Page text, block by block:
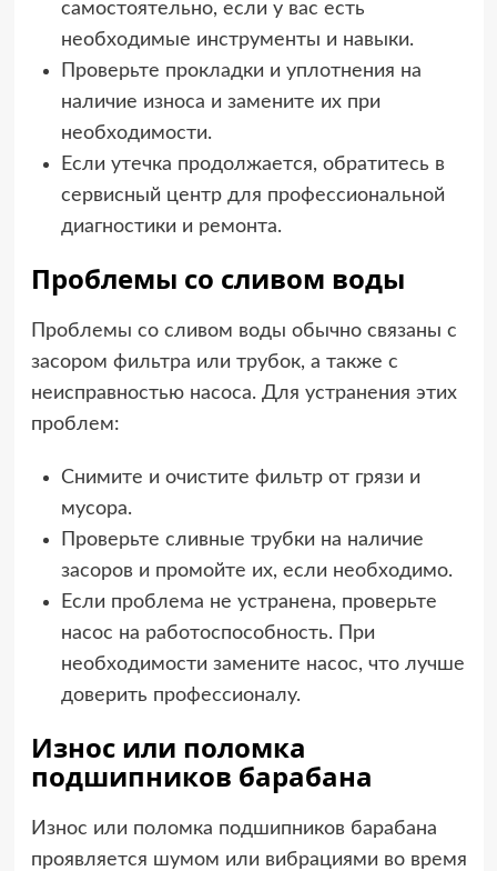
самостоятельно, если у вас есть
необходимые инструменты и навыки.
Проверьте прокладки и уплотнения на
наличие износа и замените их при
необходимости.
Если утечка продолжается, обратитесь в
сервисный центр для профессиональной
диагностики и ремонта.
Проблемы со сливом воды
Проблемы со сливом воды обычно связаны с
засором фильтра или трубок, а также с
неисправностью насоса. Для устранения этих
проблем:
Снимите и очистите фильтр от грязи и
мусора.
Проверьте сливные трубки на наличие
засоров и промойте их, если необходимо.
Если проблема не устранена, проверьте
насос на работоспособность. При
необходимости замените насос, что лучше
доверить профессионалу.
Износ или поломка
подшипников барабана
Износ или поломка подшипников барабана
проявляется шумом или вибрациями во время